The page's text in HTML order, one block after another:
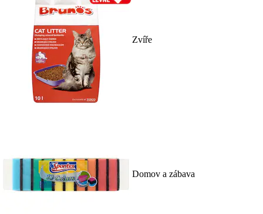
Zvíře
Domov a zábava